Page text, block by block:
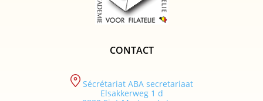
CONTACT
Sécrétariat ABA secretariaat
Elsakkerweg 1 d